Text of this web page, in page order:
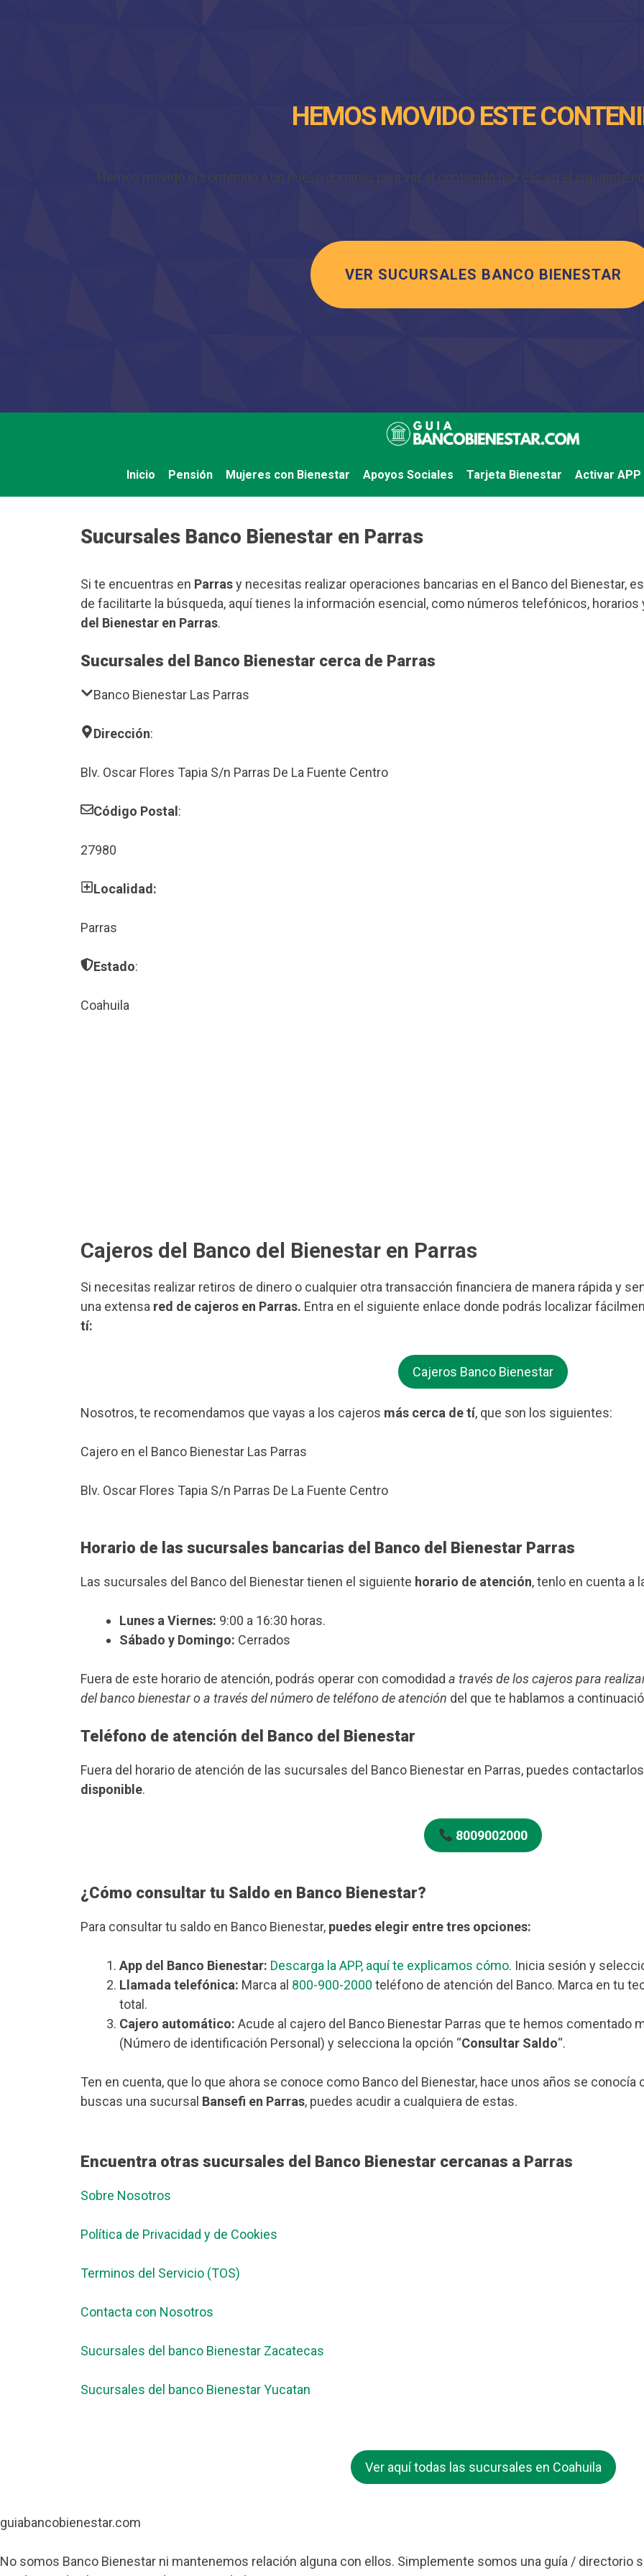
HEMOS MOVIDO ESTE
Hemos movido el contenido a un nuevo dominio, para ver el contenido haz clic en el siguiente
VER SUCURSALES BANCO BIENESTAR
Inicio Pensión Mujeres con Bienestar Apoyos Sociales Tarjeta Bienestar Activar APP
Sucursales Banco Bienestar en Parras
Si te encuentras en Parrasy necesitas realizar operaciones bancarias en el Banco del Bienestar,
de facilitarte la búsqueda, aquí tienes la información esencial, como números telefónicos,
del Bienestar en Parras.
Sucursales del Banco Bienestar cerca de Parras
Banco Bienestar Las Parras
Dirección:
Blv. Oscar Flores Tapia S/n Parras De La Fuente Centro
Código Postal :
27980
Localidad:
Parras
Estado:
Coahuila
Cajeros del Banco del Bienestar en Parras
Si necesitas realizar retiros de dinero o cualquier otra transacción financiera de manera rápida y
una extensa red de cajeros en Parras. Entra en el siguiente enlace donde podrás localizar
tí:
Cajeros Banco Bienestar
Nosotros, te recomendamos que vayas a los cajeros más cerca de tí, que son los siguientes:
Cajero en el Banco Bienestar Las Parras
Blv. Oscar Flores Tapia S/n Parras De La Fuente Centro
Horario de las sucursales bancarias del Banco del Bienestar Parras
Las sucursales del Banco del Bienestar tienen el siguiente horario de atención, tenlo en cuenta a
Lunes a Viernes: 9:00 a 16:30 horas.
Sábado y Domingo: Cerrados
Fuera de este horario de atención, podrás operar con comodidad a través de los cajeros para
del banco bienestar o a través del número de teléfono de atención del que te hablamos a
Teléfono de atención del Banco del Bienestar
Fuera del horario de atención de las sucursales del Banco Bienestar en Parras, puedes
disponible.
8009002000
¿Cómo consultar tu Saldo en Banco Bienestar?
Para consultar tu saldo en Banco Bienestar, puedes elegir entre tres opciones:
App del Banco Bienestar: Descarga la APP, aquí te explicamos cómo. Inicia sesión y
Llamada telefónica: Marca al 800-900-2000 teléfono de atención del Banco. Marca en tu
total.
Cajero automático: Acude al cajero del Banco Bienestar Parras que te hemos comentado
(Número de identificación Personal) y selecciona la opción “Consultar Saldo“.
Ten en cuenta, que lo que ahora se conoce como Banco del Bienestar, hace unos años se
buscas una sucursal Bansefi en Parras, puedes acudir a cualquiera de estas.
Encuentra otras sucursales del Banco Bienestar cercanas a Parras
Sobre Nosotros
Política de Privacidad y de Cookies
Terminos del Servicio (TOS)
Contacta con Nosotros
Sucursales del banco Bienestar Zacatecas
Sucursales del banco Bienestar Yucatan
Ver aquí todas las sucursales en Coahuila
guiabancobienestar.com
No somos Banco Bienestar ni mantenemos relación alguna con ellos. Simplemente somos una guía / directorio